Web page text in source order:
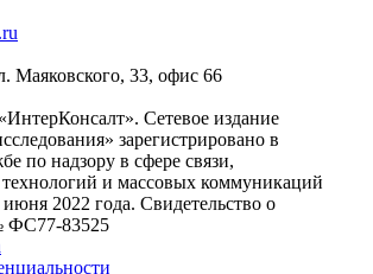
Маяковского, 33, офис 66
Сетевое издание
зарегистрировано в
по надзору в сфере связи,
и массовых коммуникаций
2022 года. Свидетельство о
ФС77-83525